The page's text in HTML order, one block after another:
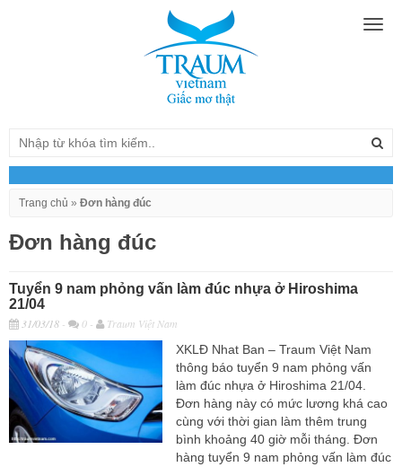
Trang chủ » Đơn hàng đúc
Đơn hàng đúc
Tuyển 9 nam phỏng vấn làm đúc nhựa ở Hiroshima
21/04
31/03/18 - 0 -
Traum Việt Nam
XKLĐ Nhat Ban – Traum Việt Nam
thông báo tuyển 9 nam phỏng vấn
làm đúc nhựa ở Hiroshima 21/04.
Đơn hàng này có mức lương khá cao
cùng với thời gian làm thêm trung
bình khoảng 40 giờ mỗi tháng. Đơn
hàng tuyển 9 nam phỏng vấn làm đúc